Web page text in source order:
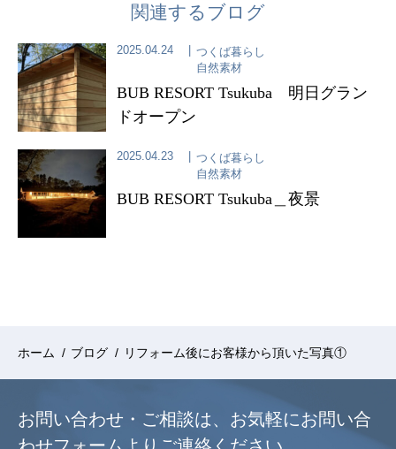
関連するブログ
2025.04.24
つくば暮らし
自然素材
BUB RESORT Tsukuba 明日グラン
ドオープン
2025.04.23
つくば暮らし
自然素材
BUB RESORT Tsukuba＿夜景
ホーム / ブログ / リフォーム後にお客様から頂いた写真①
お問い合わせ・ご相談は、 お気軽にお問い合